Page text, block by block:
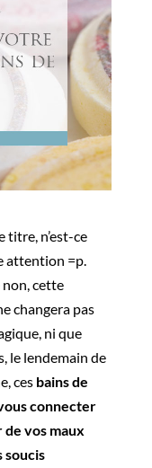
titre, n’est-ce
attention =p.
cette
changera pas
ni que
le lendemain de
ces bains de
connecter
de vos maux
soucis